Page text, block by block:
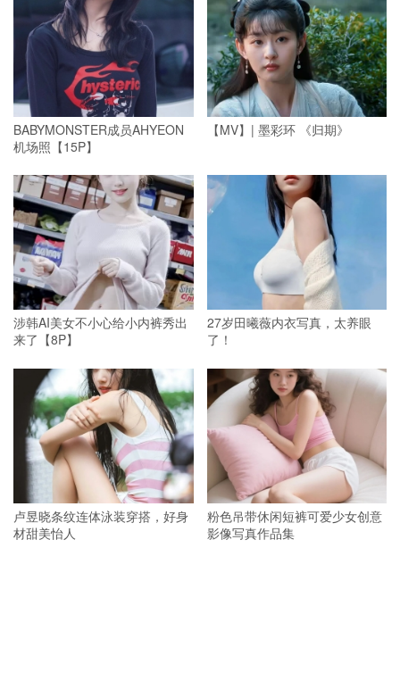
BABYMONSTER成员AHYEON
机场照【15P】
【MV】| 墨彩环 《归期》
涉韩AI美女不小心给小内裤秀出
来了【8P】
27岁田曦薇内衣写真，太养眼
了！
卢昱晓条纹连体泳装穿搭，好身
材甜美怡人
粉色吊带休闲短裤可爱少女创意
影像写真作品集